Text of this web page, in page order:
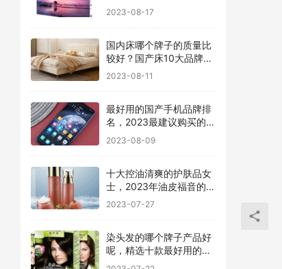
前十名
2023-08-17
国内床哪个牌子的质量比
较好？国产床10大品牌最
新排名
2023-08-11
最好用的国产手机品牌排
名，2023最建议购买的5
款手机
2023-08-09
十大控油清爽的护肤品女
士，2023年油皮福音的护
肤品有哪些
2023-07-27
染头发的哪个牌子产品好
呢，精选十款最好用的染
发剂品牌